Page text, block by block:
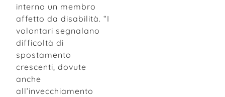
interno un membro
affetto da disabilità. “I
volontari segnalano
difficoltà di
spostamento
crescenti, dovute
anche
all’invecchiamento